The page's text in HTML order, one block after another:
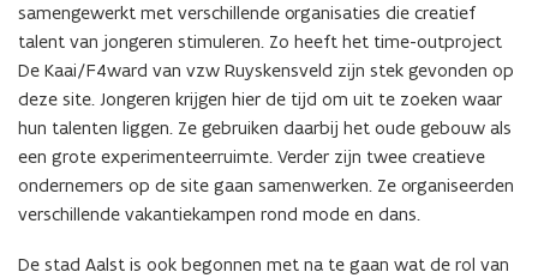
samengewerkt met verschillende organisaties die creatief
talent van jongeren stimuleren. Zo heeft het time-outproject
De Kaai/F4ward van vzw Ruyskensveld zijn stek gevonden op
deze site. Jongeren krijgen hier de tijd om uit te zoeken waar
hun talenten liggen. Ze gebruiken daarbij het oude gebouw als
een grote experimenteerruimte. Verder zijn twee creatieve
ondernemers op de site gaan samenwerken. Ze organiseerden
verschillende vakantiekampen rond mode en dans.
De stad Aalst is ook begonnen met na te gaan wat de rol van